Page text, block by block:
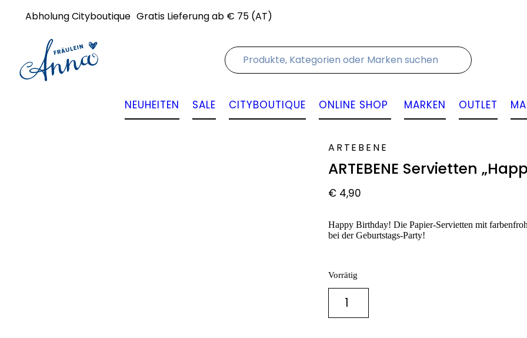
Abholung Cityboutique Gratis Lieferung ab € 75 (AT)
NEUHEITEN SALE CITYBOUTIQUE ONLINE SHOP MARKEN OUTLET
ARTEBENE
ARTEBENE Servietten
€ 4,90
Happy Birthday! Die Papier-Servietten mit
bei der Geburtstags-Party!
Vorrätig